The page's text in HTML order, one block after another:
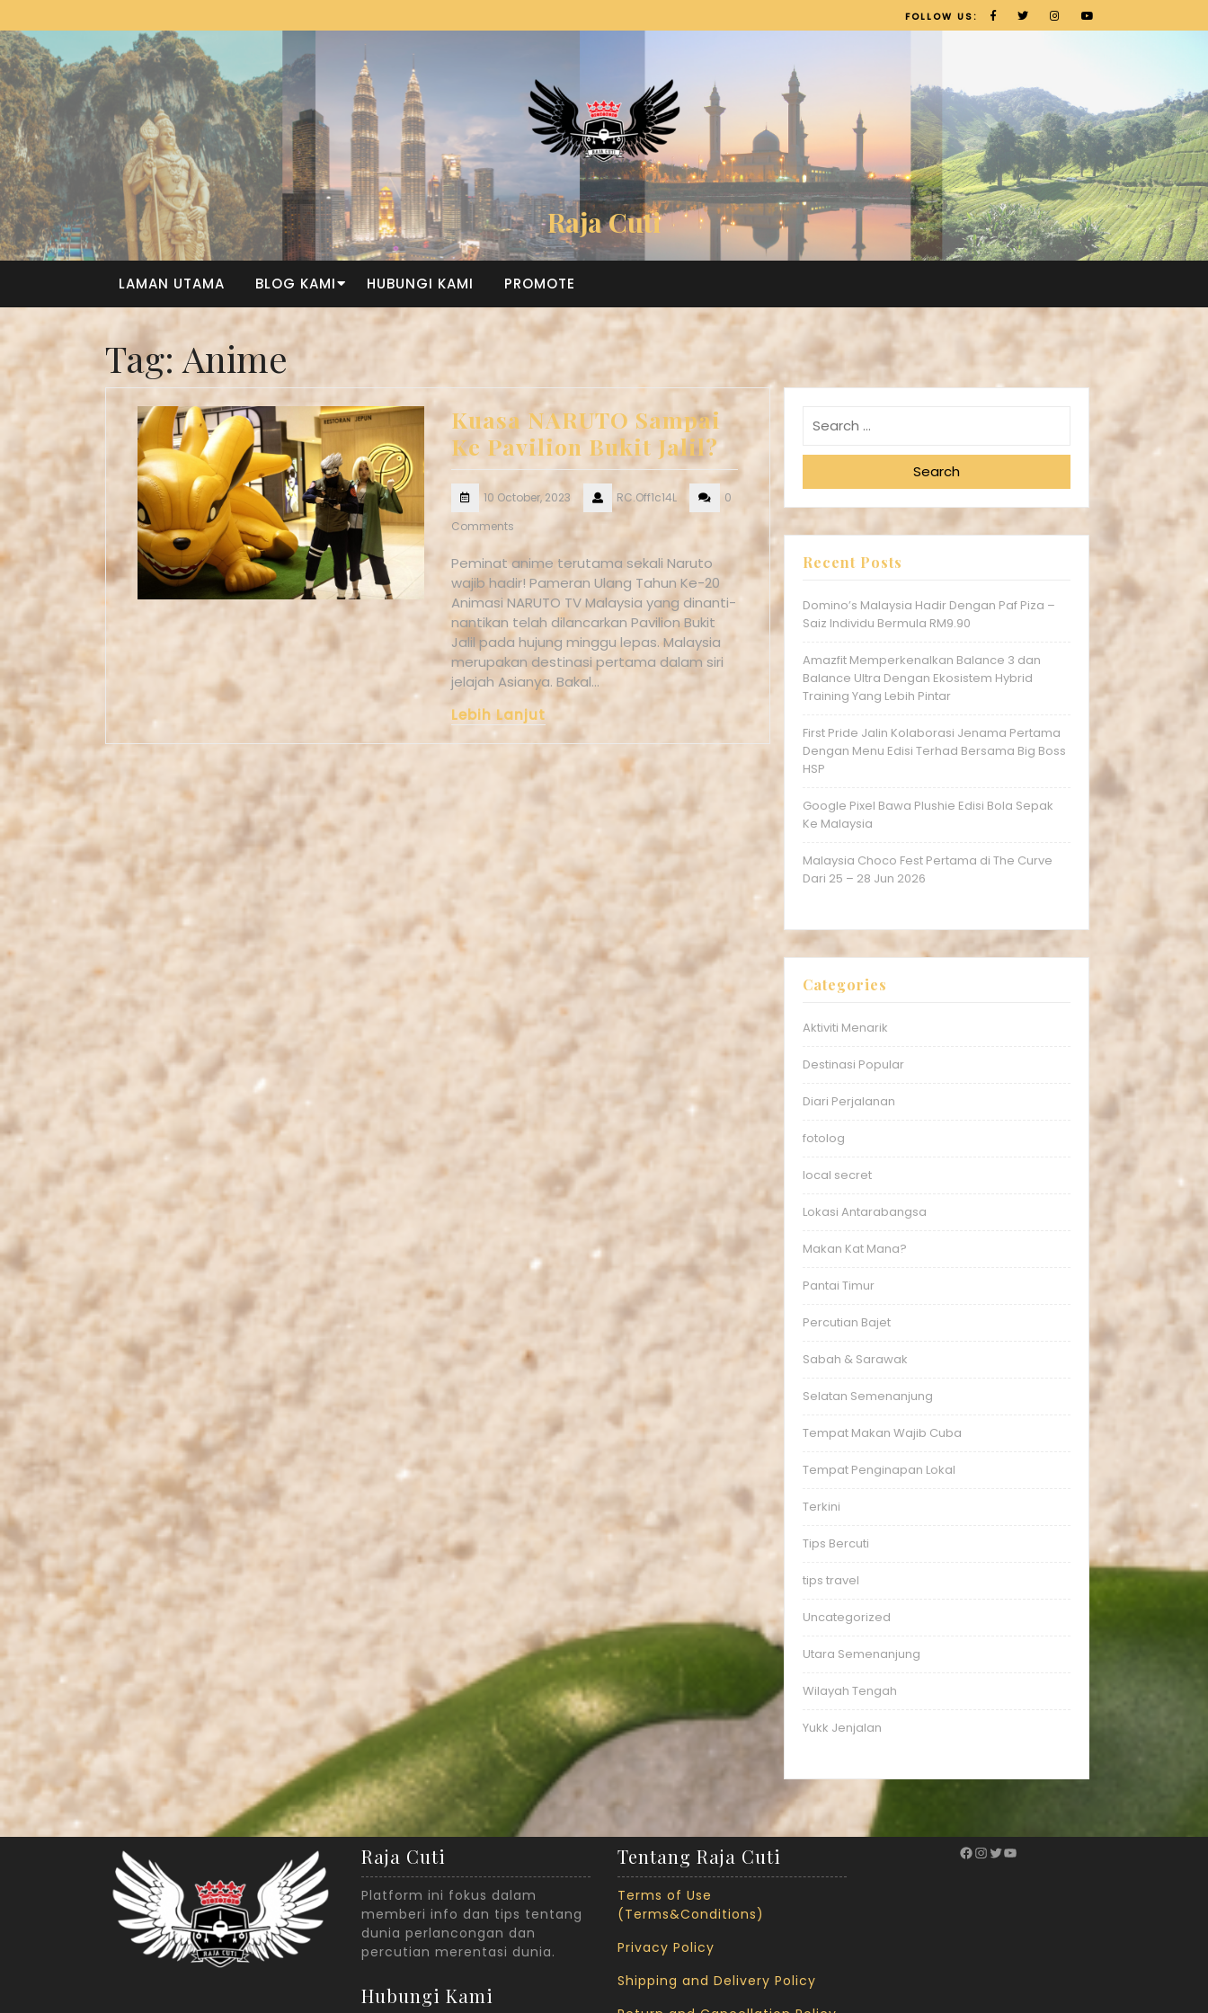
FOLLOW US:
Raja Cuti
LAMAN UTAMA BLOG KAMI HUBUNGI KAMI PROMOTE
Tag: Anime
Kuasa NARUTO Sampai
Ke Pavilion Bukit Jalil?
10 October, 2023 RC.Off1c14L
0
Comments
Peminat anime terutama sekali Naruto
wajib hadir! Pameran Ulang Tahun Ke-20
Animasi NARUTO TV Malaysia yang dinanti-
nantikan telah dilancarkan Pavilion Bukit
Jalil pada hujung minggu lepas. Malaysia
merupakan destinasi pertama dalam siri
jelajah Asianya. Bakal…
Lebih Lanjut
Search
Recent Posts
Domino’s Malaysia Hadir Dengan Paf Piza –
Saiz Individu Bermula RM9.90
Amazfit Memperkenalkan Balance 3 dan
Balance Ultra Dengan Ekosistem Hybrid
Training Yang Lebih Pintar
First Pride Jalin Kolaborasi Jenama Pertama
Dengan Menu Edisi Terhad Bersama Big Boss
HSP
Google Pixel Bawa Plushie Edisi Bola Sepak
Ke Malaysia
Malaysia Choco Fest Pertama di The Curve
Dari 25 – 28 Jun 2026
Categories
Aktiviti Menarik
Destinasi Popular
Diari Perjalanan
fotolog
local secret
Lokasi Antarabangsa
Makan Kat Mana?
Pantai Timur
Percutian Bajet
Sabah & Sarawak
Selatan Semenanjung
Tempat Makan Wajib Cuba
Tempat Penginapan Lokal
Terkini
Tips Bercuti
tips travel
Uncategorized
Utara Semenanjung
Wilayah Tengah
Yukk Jenjalan
Raja Cuti
Platform ini fokus dalam
memberi info dan tips tentang
dunia perlancongan dan
percutian merentasi dunia.
Hubungi Kami
Tentang Raja Cuti
Terms of Use
(Terms&Conditions)
Privacy Policy
Shipping and Delivery Policy